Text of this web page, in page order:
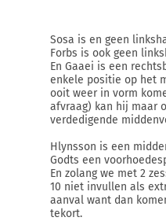
Sosa is en geen
Forbs is ook geen
En Gaaei is een
enkele positie op het
ooit weer in vorm
afvraag) kan hij maar
verdedigende
Hlynsson is een
Godts een
En zolang we met 2
10 niet invullen als
aanval want dan
tekort.